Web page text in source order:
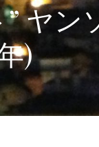
ヤ
)